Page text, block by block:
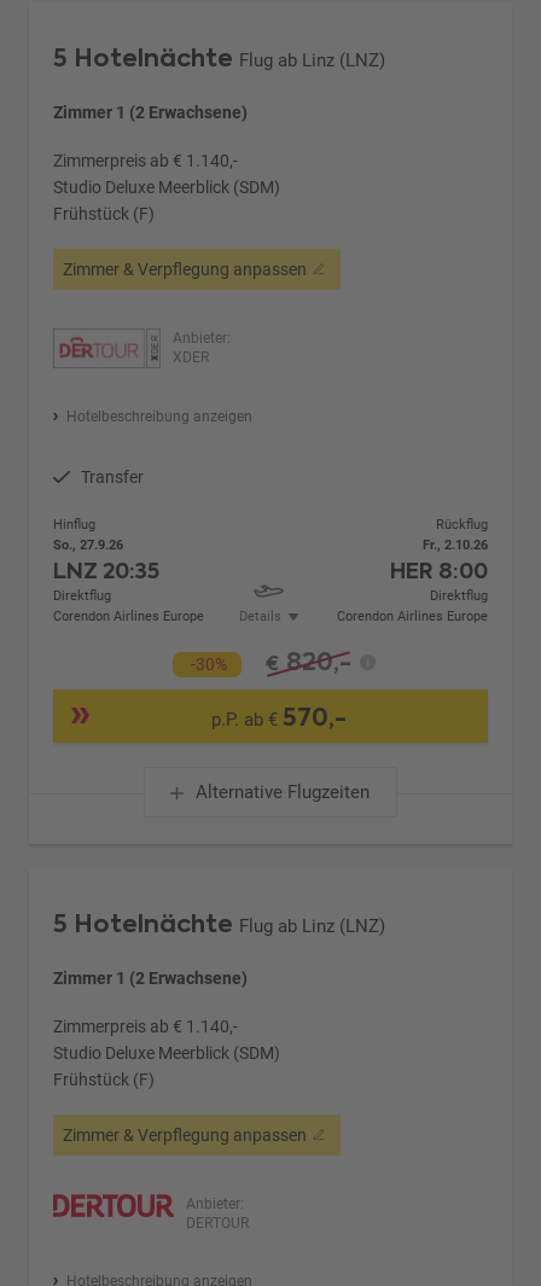
5 Hotelnächte Flug ab Linz (LNZ)
Zimmer 1 (2 Erwachsene)
Zimmerpreis ab € 1.140,-
Studio Deluxe Meerblick (SDM)
Frühstück (F)
Zimmer & Verpflegung anpassen
Anbieter:
XDER
Hotelbeschreibung anzeigen
Transfer
Hinflug
So., 27.9.26
LNZ 20:35
Direktflug
Corendon Airlines Europe
Details
Rückflug
Fr., 2.10.26
HER 8:00
Direktflug
Corendon Airlines Europe
-30% € 820,-
p.P. ab € 570,-
Alternative Flugzeiten
5 Hotelnächte Flug ab Linz (LNZ)
Zimmer 1 (2 Erwachsene)
Zimmerpreis ab € 1.140,-
Studio Deluxe Meerblick (SDM)
Frühstück (F)
Zimmer & Verpflegung anpassen
Anbieter:
DERTOUR
Hotelbeschreibung anzeigen